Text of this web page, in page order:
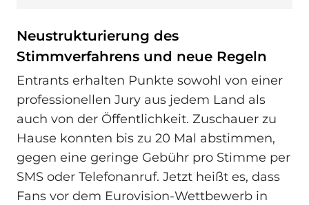
Neustrukturierung des
Stimmverfahrens und neue Regeln
Entrants erhalten Punkte sowohl von einer
professionellen Jury aus jedem Land als
auch von der Öffentlichkeit. Zuschauer zu
Hause konnten bis zu 20 Mal abstimmen,
gegen eine geringe Gebühr pro Stimme per
SMS oder Telefonanruf. Jetzt heißt es, dass
Fans vor dem Eurovision-Wettbewerb in